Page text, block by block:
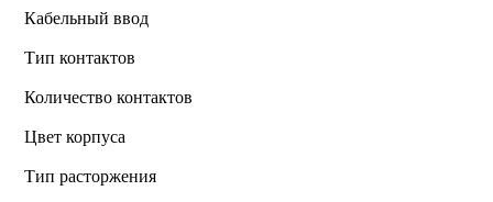
Кабельный ввод
Тип контактов
Количество контактов
Цвет корпуса
Тип расторжения